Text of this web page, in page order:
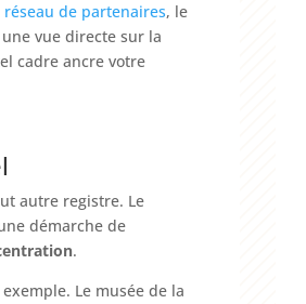
réseau de partenaires, le
vue directe sur la
cadre ancre votre
autre registre. Le
démarche de
.
Le musée de la